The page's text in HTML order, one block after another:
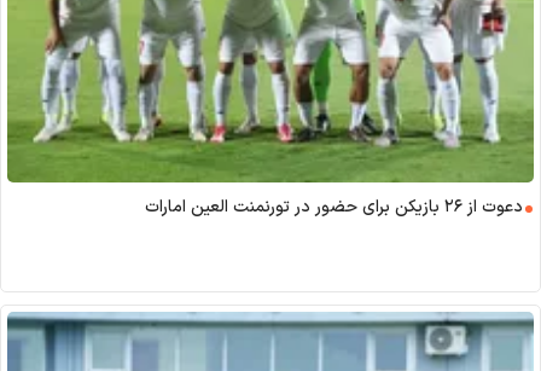
دعوت از ٢۶ بازیکن برای حضور در تورنمنت العین امارات